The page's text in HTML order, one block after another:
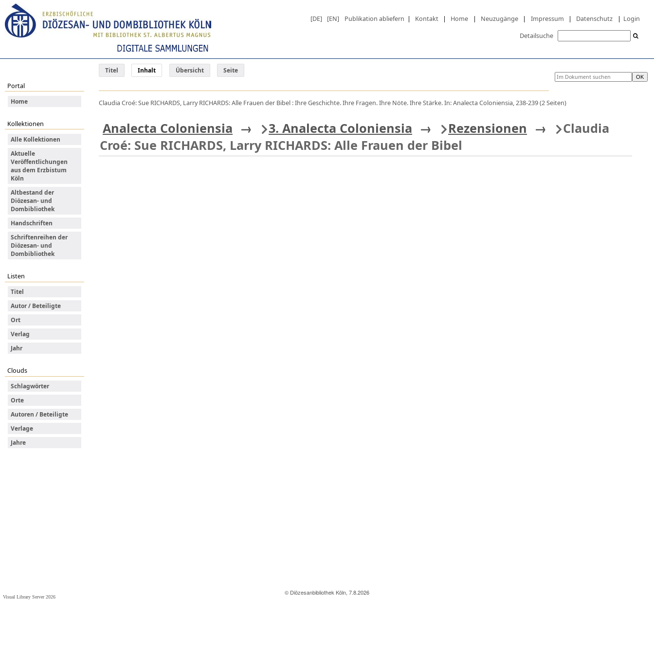
© Diözesanbibliothek Köln, 7.8.2026
Visual Library Server 2026
[DE] [EN] Publikation abliefern | Kontakt | Home | Neuzugänge | Impressum | Datenschutz | Login
Detailsuche
Titel Inhalt Übersicht Seite
Portal
Home
Kollektionen
Alle Kollektionen
Aktuelle
Veröffentlichungen
aus dem Erzbistum
Köln
Altbestand der
Diözesan- und
Dombibliothek
Handschriften
Schriftenreihen der
Diözesan- und
Dombibliothek
Listen
Titel
Autor / Beteiligte
Ort
Verlag
Jahr
Clouds
Schlagwörter
Orte
Autoren / Beteiligte
Verlage
Jahre
Claudia Croé: Sue RICHARDS, Larry RICHARDS: Alle Frauen der Bibel : Ihre Geschichte. Ihre Fragen. Ihre Nöte. Ihre Stärke. In: Analecta Coloniensia, 238-239 (2 Seiten)
Analecta Coloniensia → 3. Analecta Coloniensia → Rezensionen →
Claudia
Croé: Sue RICHARDS, Larry RICHARDS: Alle Frauen der Bibel